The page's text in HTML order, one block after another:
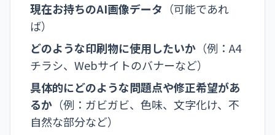
現在お持ちのAI画像データ （可能であれ
ば）
どのような印刷物に使用したいか （例：A4
チラシ、Webサイトのバナーなど）
具体的にどのような問題点や修正希望があ
るか （例：ガビガビ、色味、文字化け、不
自然な部分など）